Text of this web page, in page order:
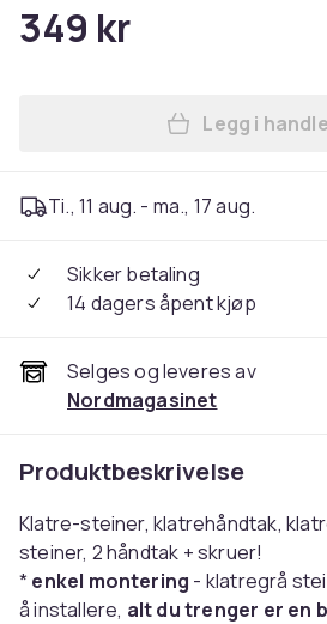
349 kr
Legg
Legg i
Ti., 11 aug. - ma., 17 aug.
Sikker betaling
14 dagers åpent kjøp
Selges og leveres av
Nordmagasinet
Produktbeskrivelse
Klatre-steiner, klatrehåndtak,
steiner, 2 håndtak + skruer!
* enkel montering - klatregrå
å installere, alt du trenger er en